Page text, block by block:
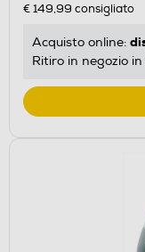
€ 149,99 consigliato
Acquisto online:
Ritiro in negozio